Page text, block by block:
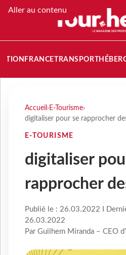
Aller au contenu
FRANCETRANSPORT
Accueil › E-Tourisme›
digitaliser pour se rapprocher
E-TOURISME
digitaliser
rapprocher
Publié le : 26.03.2022 I
26.03.2022
Par Guilhem Miranda – CEO